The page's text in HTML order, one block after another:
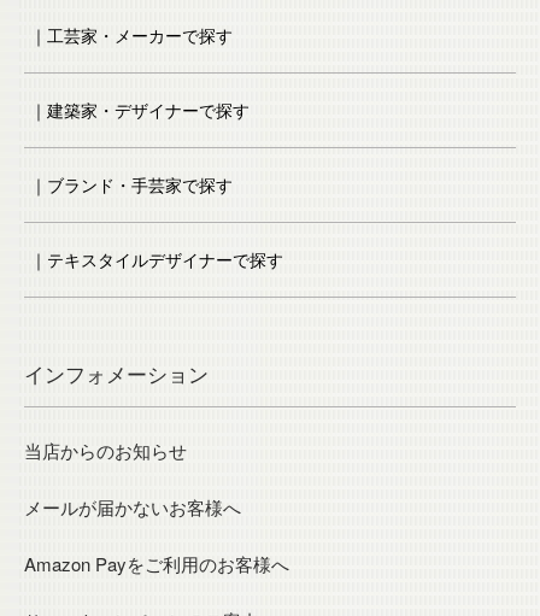
｜工芸家・メーカーで探す
｜建築家・デザイナーで探す
｜ブランド・手芸家で探す
｜テキスタイルデザイナーで探す
インフォメーション
当店からのお知らせ
メールが届かないお客様へ
Amazon Payをご利用のお客様へ